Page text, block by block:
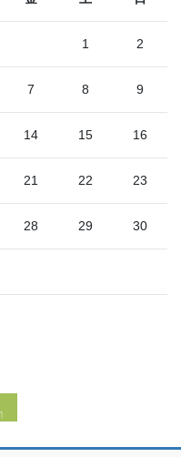
1 2
7 8 9
14 15 16
21 22 23
28 29 30